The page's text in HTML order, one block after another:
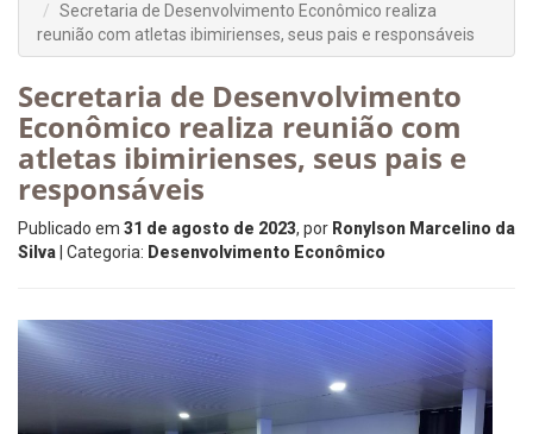
Secretaria de Desenvolvimento Econômico realiza
reunião com atletas ibimirienses, seus pais e responsáveis
Secretaria de Desenvolvimento
Econômico realiza reunião com
atletas ibimirienses, seus pais e
responsáveis
Publicado em 31 de agosto de 2023, por Ronylson Marcelino da
Silva | Categoria: Desenvolvimento Econômico